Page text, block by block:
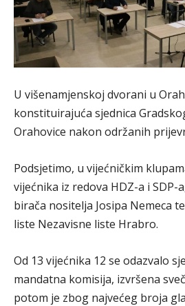
U višenamjenskoj dvorani u
konstituirajuća sjednica
Orahovice nakon održanih
Podsjetimo, u vijećničkim
vijećnika iz redova HDZ-a i SDP-
birača nositelja Josipa Nemeca
liste Nezavisne liste Hrabro.
Od 13 vijećnika 12 se odazvalo
mandatna komisija, izvršena
potom je zbog najvećeg broja